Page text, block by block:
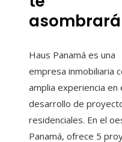
Haus Panamá es una
empresa inmobiliaria
amplia experiencia en
desarrollo de
residenciales. En el
Panamá, ofrece 5